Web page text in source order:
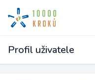
Profil uživatele